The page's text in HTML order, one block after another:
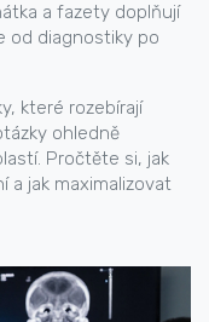
a fazety doplňují
od diagnostiky po
které rozebírají
ohledně
Pročtěte si, jak
a jak maximalizovat